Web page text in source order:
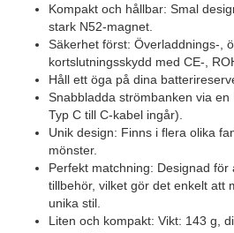
Kompakt och hållbar: Smal
stark N52-magnet.
Säkerhet först: Överladdnings-,
kortslutningsskydd med CE-,
Håll ett öga på dina
Snabbladda strömbanken via en
Typ C till C-kabel ingår).
Unik design: Finns i flera olika
mönster.
Perfekt matchning: Designad för
tillbehör, vilket gör det enkelt att
unika stil.
Liten och kompakt: Vikt: 143 g,